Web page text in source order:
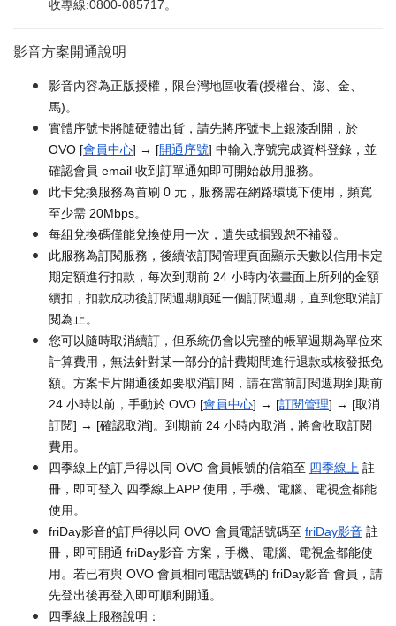
收專線:0800-085717。
影音方案開通說明
影音內容為正版授權，限台灣地區收看(授權台、澎、金、
馬)。
實體序號卡將隨硬體出貨，請先將序號卡上銀漆刮開，於
OVO [會員中心] → [開通序號] 中輸入序號完成資料登錄，並
確認會員 email 收到訂單通知即可開始啟用服務。
此卡兌換服務為首刷 0 元，服務需在網路環境下使用，頻寬
至少需 20Mbps。
每組兌換碼僅能兌換使用一次，遺失或損毀恕不補發。
此服務為訂閱服務，後續依訂閱管理頁面顯示天數以信用卡定
期定額進行扣款，每次到期前 24 小時內依畫面上所列的金額
續扣，扣款成功後訂閱週期順延一個訂閱週期，直到您取消訂
閱為止。
您可以隨時取消續訂，但系統仍會以完整的帳單週期為單位來
計算費用，無法針對某一部分的計費期間進行退款或核發抵免
額。方案卡片開通後如要取消訂閱，請在當前訂閱週期到期前
24 小時以前，手動於 OVO [會員中心] → [訂閱管理] → [取消
訂閱] → [確認取消]。到期前 24 小時內取消，將會收取訂閱
費用。
四季線上的訂戶得以同 OVO 會員帳號的信箱至 四季線上 註
冊，即可登入 四季線上APP 使用，手機、電腦、電視盒都能
使用。
friDay影音的訂戶得以同 OVO 會員電話號碼至 friDay影音 註
冊，即可開通 friDay影音 方案，手機、電腦、電視盒都能使
用。若已有與 OVO 會員相同電話號碼的 friDay影音 會員，請
先登出後再登入即可順利開通。
四季線上服務說明：